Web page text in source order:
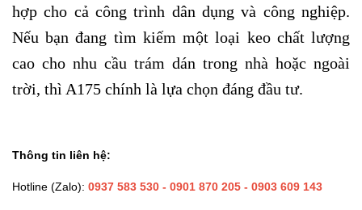
hợp cho cả công trình dân dụng và công nghiệp.
Nếu bạn đang tìm kiếm một loại keo chất lượng
cao cho nhu cầu trám dán trong nhà hoặc ngoài
trời, thì A175 chính là lựa chọn đáng đầu tư.
Thông tin liên hệ:
Hotline (Zalo): 0937 583 530 - 0901 870 205 - 0903 609 143